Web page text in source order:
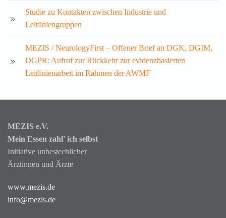
Studie zu Kontakten zwischen Industrie und
Leitliniengruppen
MEZIS / NeurologyFirst – Offener Brief an DGK, DGIM,
DGPR: Aufruf zur Rückkehr zur evidenzbasierten
Leitlinienarbeit im Rahmen der AWMF
MEZIS e.V.
Mein Essen zahl' ich selbst
Initiative unbestechlicher
Ärztinnen und Ärzte
www.mezis.de
info@mezis.de